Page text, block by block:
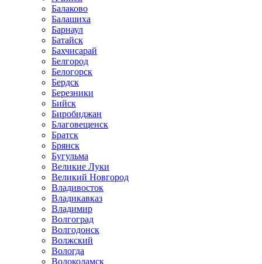
Балаково
Балашиха
Барнаул
Батайск
Бахчисарай
Белгород
Белогорск
Бердск
Березники
Бийск
Биробиджан
Благовещенск
Братск
Брянск
Бугульма
Великие Луки
Великий Новгород
Владивосток
Владикавказ
Владимир
Волгоград
Волгодонск
Волжский
Вологда
Волоколамск